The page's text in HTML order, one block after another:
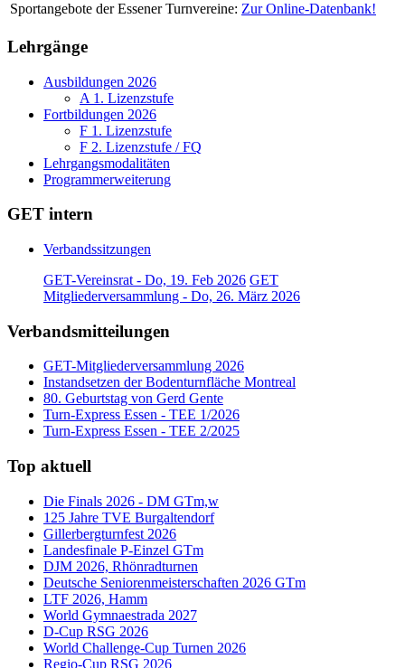
Sportangebote der Essener Turnvereine: Zur Online-Datenbank!
Lehrgänge
Ausbildungen 2026
A 1. Lizenzstufe
Fortbildungen 2026
F 1. Lizenzstufe
F 2. Lizenzstufe / FQ
Lehrgangsmodalitäten
Programmerweiterung
GET intern
Verbandssitzungen
GET-Vereinsrat - Do, 19. Feb 2026 GET
Mitgliederversammlung - Do, 26. März 2026
Verbandsmitteilungen
GET-Mitgliederversammlung 2026
Instandsetzen der Bodenturnfläche Montreal
80. Geburtstag von Gerd Gente
Turn-Express Essen - TEE 1/2026
Turn-Express Essen - TEE 2/2025
Top aktuell
Die Finals 2026 - DM GTm,w
125 Jahre TVE Burgaltendorf
Gillerbergturnfest 2026
Landesfinale P-Einzel GTm
DJM 2026, Rhönradturnen
Deutsche Seniorenmeisterschaften 2026 GTm
LTF 2026, Hamm
World Gymnaestrada 2027
D-Cup RSG 2026
World Challenge-Cup Turnen 2026
Regio-Cup RSG 2026